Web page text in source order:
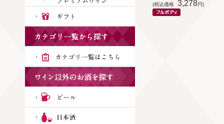
(税込価格 3,278円)